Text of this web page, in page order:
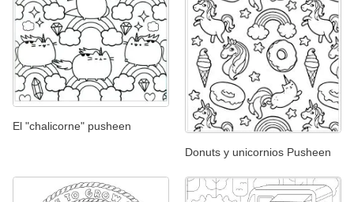
El "chalicorne" pusheen
Donuts y unicornios Pusheen